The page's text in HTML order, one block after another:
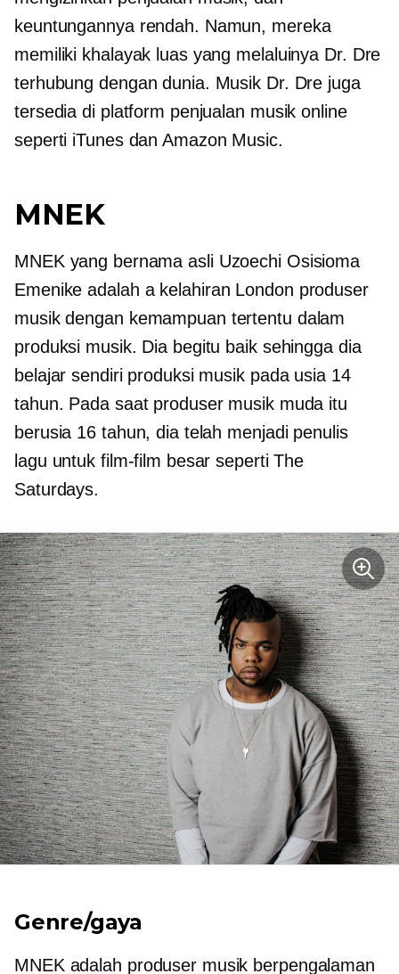
keuntungannya rendah. Namun, mereka
memiliki khalayak luas yang melaluinya Dr. Dre
terhubung dengan dunia. Musik Dr. Dre juga
tersedia di platform penjualan musik online
seperti iTunes dan Amazon Music.
MNEK
MNEK yang bernama asli Uzoechi Osisioma
Emenike adalah a kelahiran London produser
musik dengan kemampuan tertentu dalam
produksi musik. Dia begitu baik sehingga dia
belajar sendiri produksi musik pada usia 14
tahun. Pada saat produser musik muda itu
berusia 16 tahun, dia telah menjadi penulis
lagu untuk film-film besar seperti The
Saturdays.
Genre/gaya
MNEK adalah produser musik berpengalaman